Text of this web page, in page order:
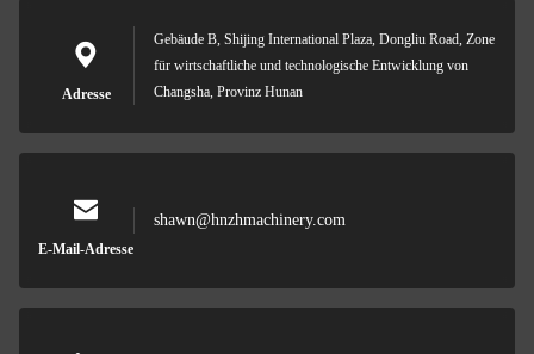
Adresse
Gebäude B, Shijing International Plaza, Dongliu Road, Zone
für wirtschaftliche und technologische Entwicklung von
Changsha, Provinz Hunan
E-Mail-Adresse
shawn@hnzhmachinery.com